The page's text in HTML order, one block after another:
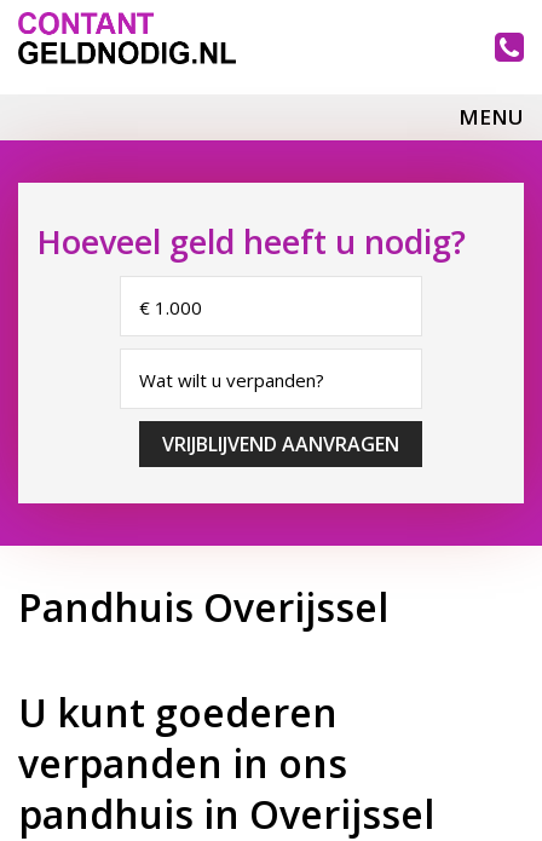
MENU
Hoeveel geld heeft u nodig?
VRIJBLIJVEND AANVRAGEN
Pandhuis Overijssel
U kunt goederen
verpanden in ons
pandhuis in Overijssel